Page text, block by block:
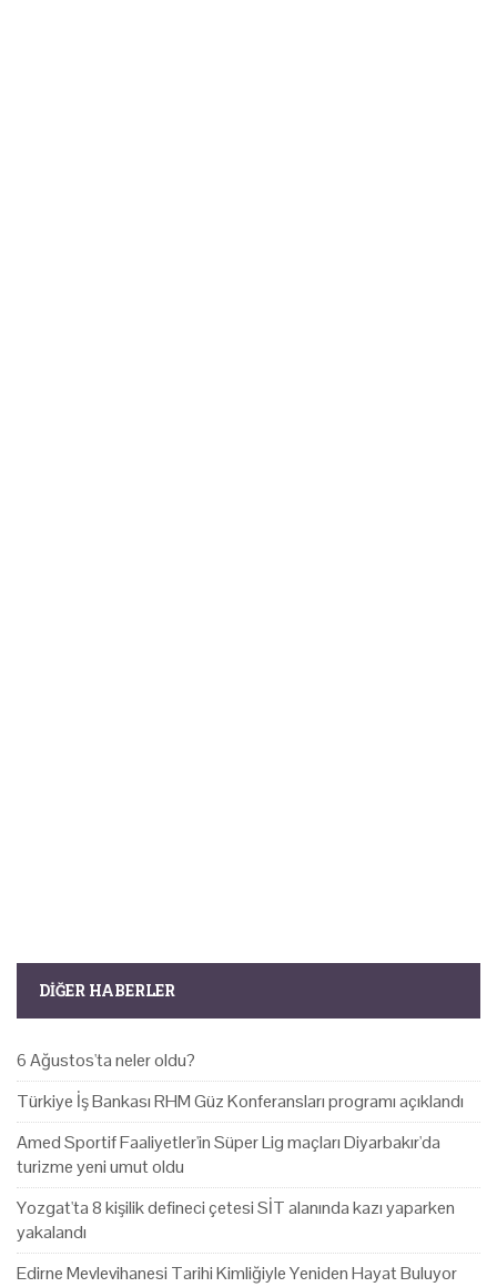
DIĞER HABERLER
6 Ağustos'ta neler oldu?
Türkiye İş Bankası RHM Güz Konferansları programı açıklandı
Amed Sportif Faaliyetler'in Süper Lig maçları Diyarbakır'da
turizme yeni umut oldu
Yozgat'ta 8 kişilik defineci çetesi SİT alanında kazı yaparken
yakalandı
Edirne Mevlevihanesi Tarihi Kimliğiyle Yeniden Hayat Buluyor